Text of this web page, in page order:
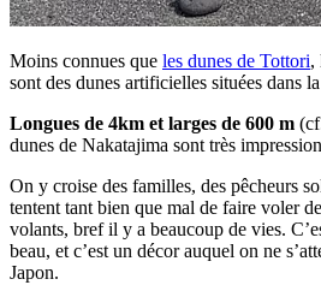
Moins connues que les dunes de Tottori,
sont des dunes artificielles situées dans
Longues de 4km et larges de 600 m
dunes de Nakatajima sont très
On y croise des familles, des pêcheurs
tentent tant bien que mal de faire voler
volants, bref il y a beaucoup de vies.
beau, et c’est un décor auquel on ne
Japon.